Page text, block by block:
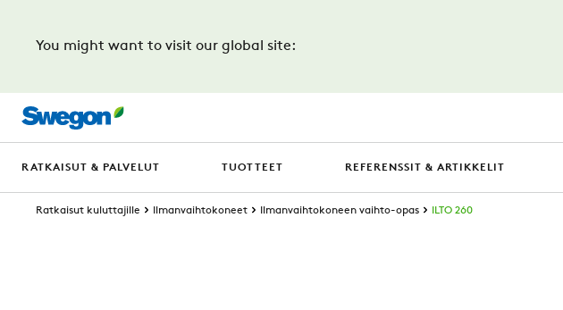
You might want to visit our global site:
RATKAISUT & PALVELUT TUOTTEET REFERENSSIT & ARTIKKELIT
Ratkaisut kuluttajille Ilmanvaihtokoneet Ilmanvaihtokoneen vaihto-opas ILTO 260